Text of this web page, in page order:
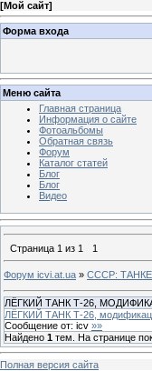
[Мой сайт]
Форма входа
Меню сайта
Главная страница
Информация о сайте
Фотоальбомы
Обратная связь
Форум
Каталог статей
Блог
Блог
Видео
Страница 1 из 1 1
Форум icvi.at.ua » СССР:
ЛЁГКИЙ ТАНК Т-26,
ЛЁГКИЙ ТАНК Т-26,
Сообщение от: icv »»
Найдено 1 тем. На странице
Полная версия сайта